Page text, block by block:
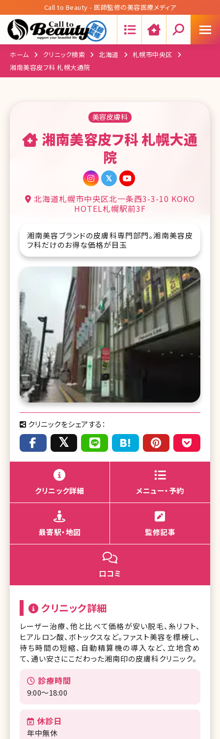
Call to Beauty - 医師監修の美容医療メディア
ホーム クリニック検索 北海道
札幌市中央区
湘南美容皮フ科 札幌大通院
美容皮膚科
湘南美容皮フ科 札幌大通
院
北海道札幌市中央区北一条西3-3-10 KOKO
HOTEL札幌駅前3F
湘南美容ブランドの皮膚科専門部門。湘南美容皮
フ科だけのお得な価格が目玉
クリニックをシェアする：
クリニック詳細 メニュー・予約
最寄駅・地図 監修記事
口コミ
クリニック詳細
レーザー治療、他と比べて価格が安い脱毛、糸リフト、
ヒアルロン酸、ボトックスなど。ファスト美容を標榜し、
待ち時間の短縮、自動精算機の導入など、立地含め
て、通い安さにこだわった湘南印の皮膚科クリニック。
診療時間
9:00～18:00
休診日
年中無休